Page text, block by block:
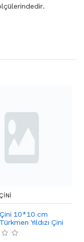
10*10 cm
Yıldızı Çini
Desenli